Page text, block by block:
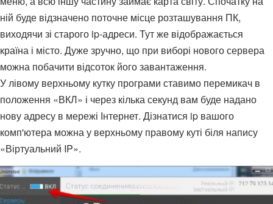
ній буде відзначено поточне місце розташування ПК,
виходячи зі старого ip-адреси. Тут же відображається
країна і місто. Дуже зручно, що при виборі нового сервера
можна побачити відсоток його завантаження.
У лівому верхньому кутку програми ставимо перемикач в
положення «ВКЛ» і через кілька секунд вам буде надано
нову адресу в мережі Інтернет. Дізнатися ip вашого
комп'ютера можна у верхньому правому куті біля напису
«Віртуальний IP».